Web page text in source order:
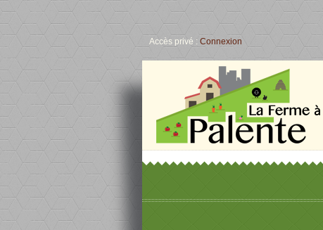
Accès privé : Connexion